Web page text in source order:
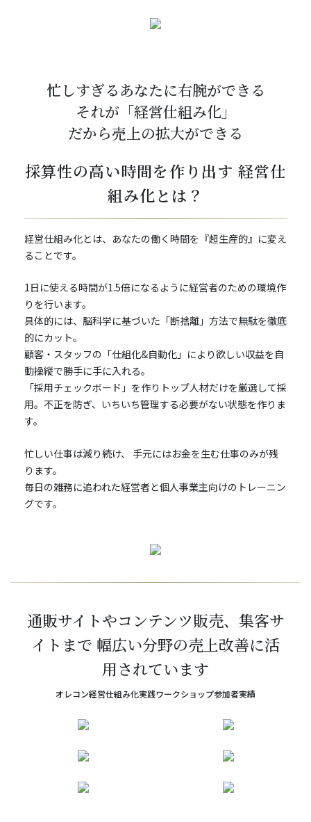
忙しすぎるあなたに右腕ができる
それが「経営仕組み化」
だから売上の拡大ができる
採算性の高い時間を作り出す 経営仕
組み化とは？
経営仕組み化とは、あなたの働く時間を『超生産的』に変え
ることです。
1日に使える時間が1.5倍になるように経営者のための環境作
りを行います。
具体的には、脳科学に基づいた「断捨離」方法で無駄を徹底
的にカット。
顧客・スタッフの「仕組化&自動化」により欲しい収益を自
動操縦で勝手に手に入れる。
「採用チェックボード」を作りトップ人材だけを厳選して採
用。不正を防ぎ、いちいち管理する必要がない状態を作りま
す。
忙しい仕事は減り続け、 手元にはお金を生む仕事のみが残
ります。
毎日の雑務に追われた経営者と個人事業主向けのトレーニン
グです。
通販サイトやコンテンツ販売、集客サ
イトまで 幅広い分野の売上改善に活
用されています
オレコン経営仕組み化実践ワークショップ参加者実績